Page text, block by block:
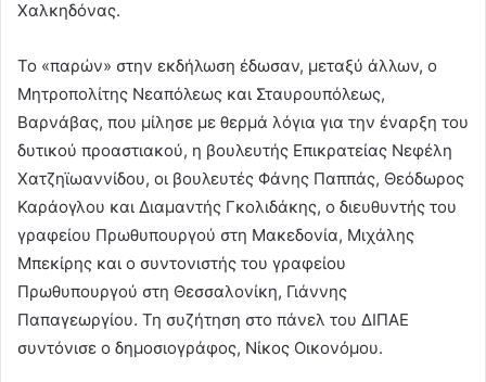
Χαλκηδόνας.
Το «παρών» στην εκδήλωση έδωσαν, μεταξύ άλλων, ο
Μητροπολίτης Νεαπόλεως και Σταυρουπόλεως,
Βαρνάβας, που μίλησε με θερμά λόγια για την έναρξη του
δυτικού προαστιακού, η βουλευτής Επικρατείας Νεφέλη
Χατζηϊωαννίδου, οι βουλευτές Φάνης Παππάς, Θεόδωρος
Καράογλου και Διαμαντής Γκολιδάκης, ο διευθυντής του
γραφείου Πρωθυπουργού στη Μακεδονία, Μιχάλης
Μπεκίρης και ο συντονιστής του γραφείου
Πρωθυπουργού στη Θεσσαλονίκη, Γιάννης
Παπαγεωργίου. Τη συζήτηση στο πάνελ του ΔΙΠΑΕ
συντόνισε ο δημοσιογράφος, Νίκος Οικονόμου.